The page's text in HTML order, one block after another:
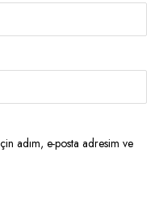
adım, e-posta adresim ve